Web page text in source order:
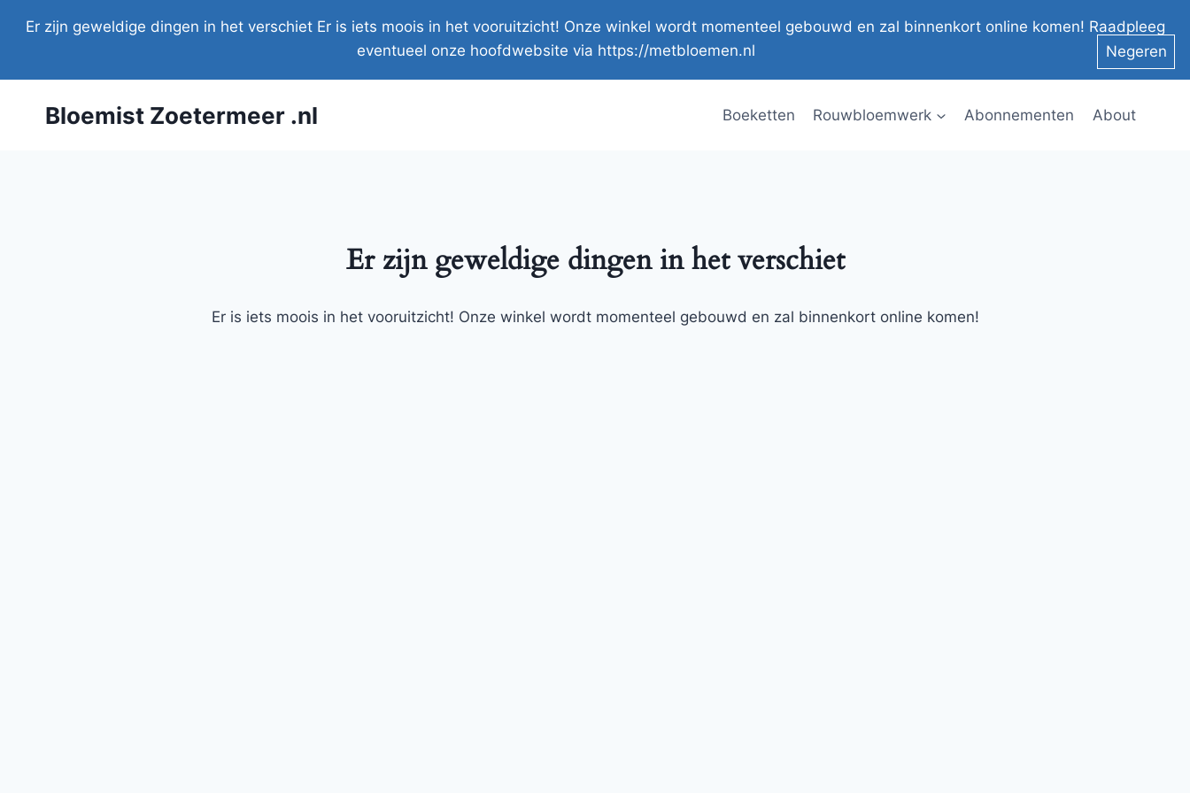
naarEr zijn geweldige dingen in het verschiet Er is iets moois in het vooruitzicht! Onze winkel wordt momenteel gebouwd en zal binnenkort online komen! Raadpleeg
eventueel onze hoofdwebsite via https://metbloemen.nl
Negeren
Bloemist Zoetermeer .nl Boeketten Rouwbloemwerk Abonnementen About
Er zijn geweldige dingen in het verschiet
Er is iets moois in het vooruitzicht! Onze winkel wordt momenteel gebouwd en zal binnenkort online komen!